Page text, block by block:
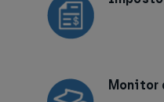
Monitor